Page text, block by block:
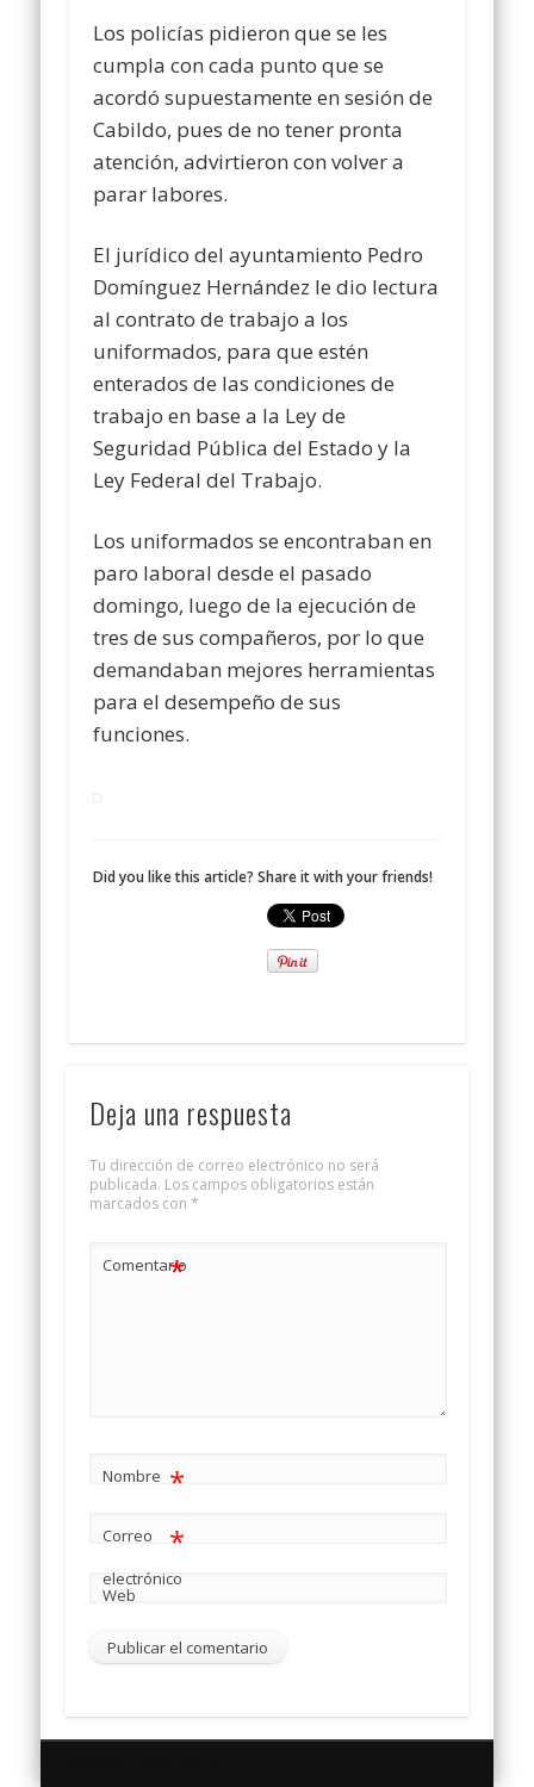
Los policías pidieron que se les
cumpla con cada punto que se
acordó supuestamente en sesión de
Cabildo, pues de no tener pronta
atención, advirtieron con volver a
parar labores.
El jurídico del ayuntamiento Pedro
Domínguez Hernández le dio lectura
al contrato de trabajo a los
uniformados, para que estén
enterados de las condiciones de
trabajo en base a la Ley de
Seguridad Pública del Estado y la
Ley Federal del Trabajo.
Los uniformados se encontraban en
paro laboral desde el pasado
domingo, luego de la ejecución de
tres de sus compañeros, por lo que
demandaban mejores herramientas
para el desempeño de sus
funciones.
Did you like this article? Share it with your friends!
Deja una respuesta
Tu dirección de correo electrónico no será
publicada. Los campos obligatorios están
marcados con *
Comentario
*
Nombre *
Correo
electrónico
*
Web